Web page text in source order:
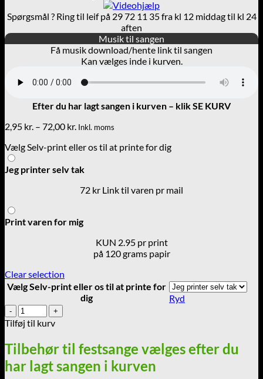
Spørgsmål ? Ring til leif på 29 72 11 35 fra kl 12 middag til kl 24
aften
Musik til sangen
Få musik download/hente link til sangen
Kan vælges inde i kurven.
Efter du har lagt sangen i kurven – klik SE KURV
2,95 kr. – 72,00 kr. Prisinterval:
til
Inkl. moms
Vælg Selv-print eller os til at printe for dig
Jeg printer selv tak
72 kr Link til varen pr mail
Print varen for mig
KUN 2.95 pr print
på 120 grams papir
Clear selection
Vælg Selv-print eller os til at printe for
dig
Ryd
Stjernekaster
til
fødselaren
-
I
en
kælder
Tilføj til kurv
Tilbehør til festsange vælges efter du
har lagt sangen i kurven